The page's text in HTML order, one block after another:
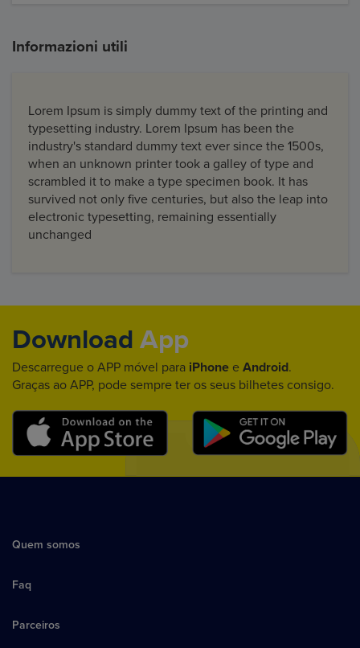
Informazioni utili
Lorem Ipsum is simply dummy text of the printing and
typesetting industry. Lorem Ipsum has been the
industry's standard dummy text ever since the 1500s,
when an unknown printer took a galley of type and
scrambled it to make a type specimen book. It has
survived not only five centuries, but also the leap into
electronic typesetting, remaining essentially
unchanged
Download App
Descarregue o APP móvel para iPhone e Android.
Graças ao APP, pode sempre ter os seus bilhetes consigo.
Quem somos
Faq
Parceiros